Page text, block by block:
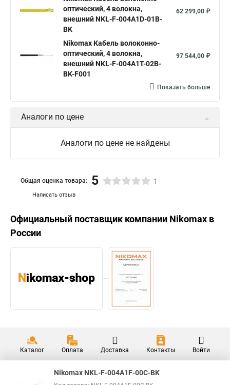
оптический, 4 волокна,
внешний NKL-F-004A1D-01B-
BK
62 299,00 ₽
Nikomax Кабель волоконно-
оптический, 4 волокна,
внешний NKL-F-004A1T-02B-
BK-F001
97 544,00 ₽
Показать больше
Аналоги по цене
Аналоги по цене не найдены
Написать отзыв
Общая оценка товара: 5 1
Официальный поставщик компании Nikomax в
России
Каталог Оплата Доставка Контакты Войти
Nikomax NKL-F-004A1F-00C-BK